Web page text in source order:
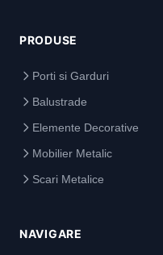
PRODUSE
Porti si Garduri
Balustrade
Elemente Decorative
Mobilier Metalic
Scari Metalice
NAVIGARE